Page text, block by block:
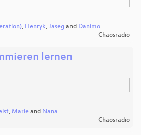
, Henryk, Jaseg and Danimo
Chaosradio
lernen
, Marie and Nana
Chaosradio